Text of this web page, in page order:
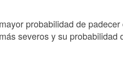
probabilidad de
severos y su probabilidad